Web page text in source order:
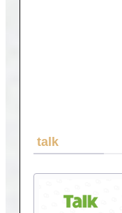
talk